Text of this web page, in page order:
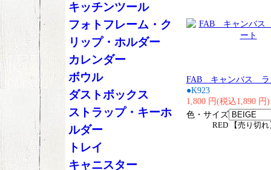
FAB キャンバス ラ
●K923
1,800 円(税込1,890 円)
色・サイズ
RED 【売り切れ
キッチンツール
フォトフレーム・ク
リップ・ホルダー
カレンダー
ボウル
ダストボックス
ストラップ・キーホ
ルダー
トレイ
キャニスター